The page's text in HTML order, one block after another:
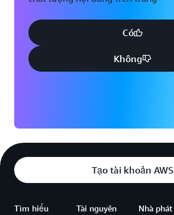
Có
Không
Tạo tài khoản AWS
Tìm hiểu Tài nguyên
Nhà phát